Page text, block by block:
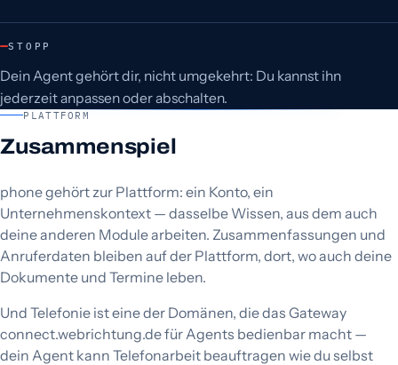
STOPP
Dein Agent gehört dir, nicht umgekehrt: Du kannst ihn
jederzeit anpassen oder abschalten.
PLATTFORM
Zusammenspiel
phone gehört zur Plattform: ein Konto, ein
Unternehmenskontext — dasselbe Wissen, aus dem auch
deine anderen Module arbeiten. Zusammenfassungen und
Anruferdaten bleiben auf der Plattform, dort, wo auch deine
Dokumente und Termine leben.
Und Telefonie ist eine der Domänen, die das Gateway
connect.webrichtung.de für Agents bedienbar macht —
dein Agent kann Telefonarbeit beauftragen wie du selbst